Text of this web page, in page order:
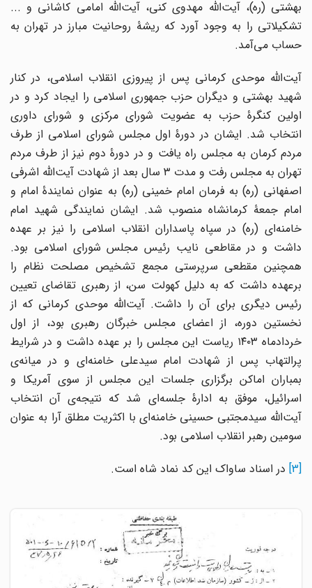
بهشتی (ره)، آیت‌الله مهدوی کنی، آیت‌الله امامی کاشانی و ...
تشکیلاتی را به وجود آورد که ریشۀ روحانیت مبارز در تهران به
حساب می‌آمد.
آیت‌الله موحدی کرمانی پس از پیروزی انقلاب اسلامی، در کنار
شهید بهشتی و دیگران حزب جمهوری اسلامی را ایجاد کرد و در
اولین کنگرۀ حزب به عضویت شورای مرکزی و شورای داوری
انتخاب شد. ایشان در دورۀ اول مجلس شورای اسلامی از طرف
مردم کرمان به مجلس راه یافت و در دورۀ دوم نیز از طرف مردم
تهران به مجلس رفت و مدت ۳ سال بعد از شهادت آیت‌الله اشرفی
اصفهانی (ره) به فرمان امام خمینی (ره) به عنوان نمایندۀ امام و
امام جمعۀ کرمانشاه منصوب شد. ایشان نمایندگی شهید امام
خامنه‌ای (ره) در سپاه پاسداران انقلاب اسلامی را نیز بر عهده
داشت و در مقاطعی نایب رئیس مجلس شورای اسلامی بود.
همچنین مقطعی سرپرستی مجمع تشخیص مصلحت نظام را
برعهده داشت که به دلیل کهولت سن، از رهبری تقاضای تعیین
رئیس دیگری برای آن را داشت. آیت‌الله موحدی کرمانی که از
نخستین دوره، از اعضای مجلس خبرگان رهبری بود، از اول
خردادماه ۱۴۰۳ ریاست این مجلس را بر عهده داشت و در شرایط
پرالتهاب پس از شهادت امام سیدعلی خامنه‌ای و در میانه‌ی
بمباران اماکن برگزاری جلسات این مجلس از سوی آمریکا و
اسرائیل، موفق به ادارۀ جلسه‌ای شد که نتیجه‌ی آن انتخاب
آیت‌الله سیدمجتبی حسینی خامنه‌ای با اکثریت مطلق آرا به عنوان
سومین رهبر انقلاب اسلامی بود.
در اسناد ساواک این کد نماد شاه است.